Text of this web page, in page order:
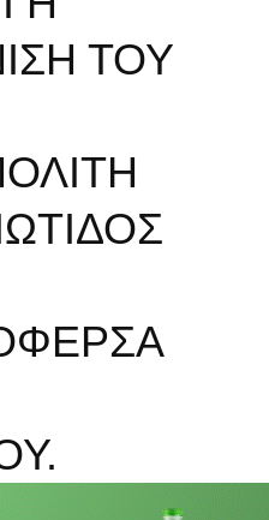
ΤΟΥ